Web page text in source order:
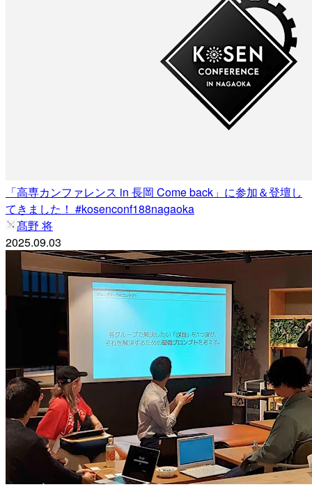
「高専カンファレンス in 長岡 Come back」に参加＆登壇し
てきました！ #kosenconf188nagaoka
髙野 将
2025.09.03